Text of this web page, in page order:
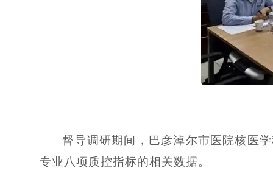
督导调研期间，巴彦淖尔市医院核医
专业八项质控指标的相关数据。